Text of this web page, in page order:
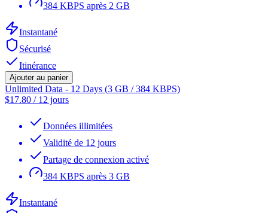
384 KBPS après 2 GB
Instantané
Sécurisé
Itinérance
Ajouter au panier
Unlimited Data - 12 Days (3 GB / 384 KBPS)
$17.80 / 12 jours
Données illimitées
Validité de 12 jours
Partage de connexion activé
384 KBPS après 3 GB
Instantané